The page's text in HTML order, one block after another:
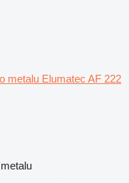
metalu Elumatec AF 222